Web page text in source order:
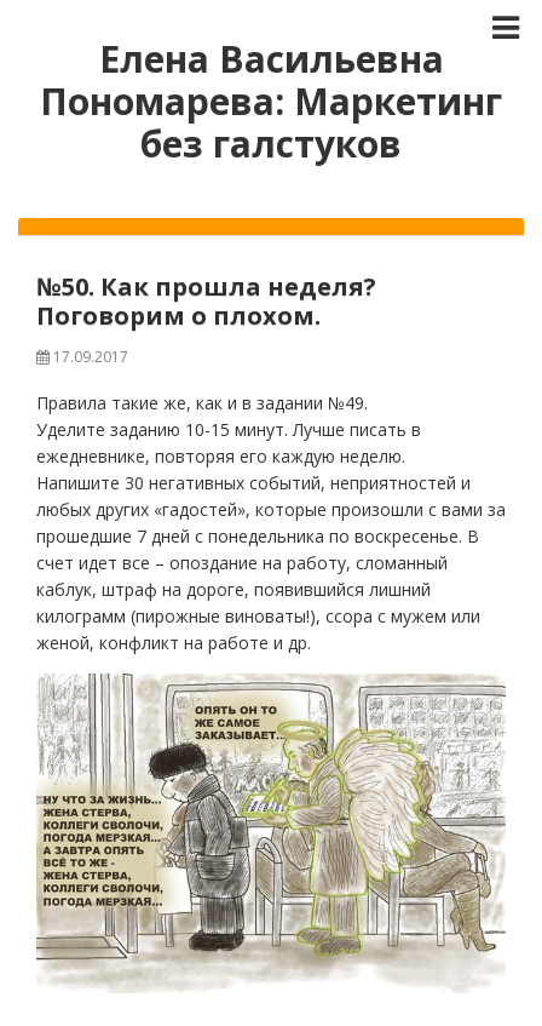
Елена Васильевна
Пономарева: Маркетинг
без галстуков
№50. Как прошла неделя?
Поговорим о плохом.
17.09.2017
Правила такие же, как и в задании №49.
Уделите заданию 10-15 минут. Лучше писать в
ежедневнике, повторяя его каждую неделю.
Напишите 30 негативных событий, неприятностей и
любых других «гадостей», которые произошли с вами за
прошедшие 7 дней с понедельника по воскресенье. В
счет идет все – опоздание на работу, сломанный
каблук, штраф на дороге, появившийся лишний
килограмм (пирожные виноваты!), ссора с мужем или
женой, конфликт на работе и др.